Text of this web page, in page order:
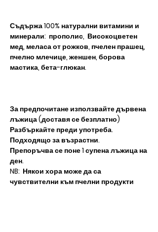
Съдържа 100% натурални витамини и
минерали: прополис, Високоцветен
мед, меласа от рожков, пчелен прашец,
пчелно млечице, женшен, борова
мастика, бета-глюкан.
За предпочитане използвайте дървена
лъжица (доставя се безплатно)
Разбъркайте преди употреба.
Подходящо за възрастни.
Препоръчва се поне 1 супена лъжица на
ден.​
NB: Някои хора може да са
чувствителни към пчелни продукти